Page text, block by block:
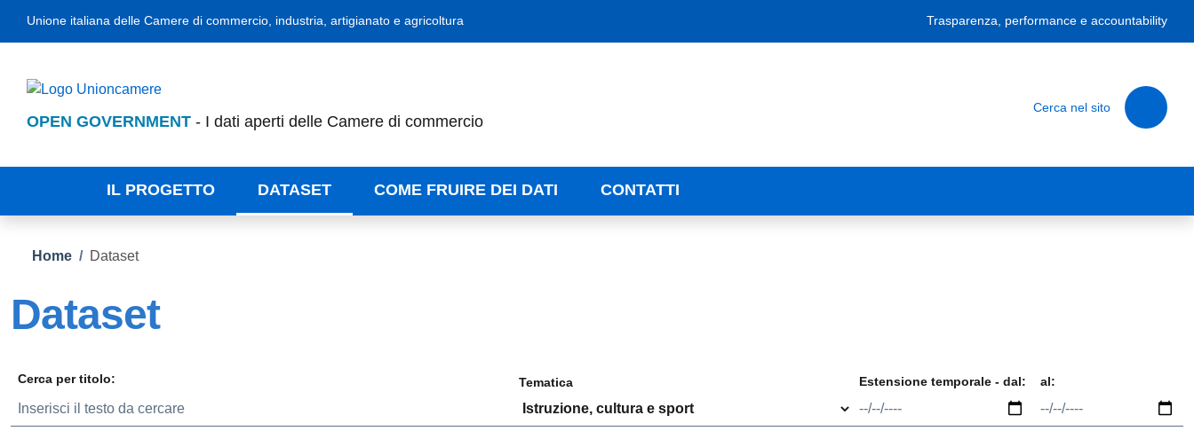
Link unioncamere
Unione italiana delle Camere di commercio, industria, artigianato e agricoltura Trasparenza, performance e accountability
OPEN GOVERNMENT - I dati aperti delle Camere di commercio
Cerca nel sito
IL PROGETTO DATASET COME FRUIRE DEI DATI CONTATTI
Briciole di pane
Home / Dataset
Dataset
Cerca per titolo: Tematica
Estensione temporale - dal:
Data
al:
Data